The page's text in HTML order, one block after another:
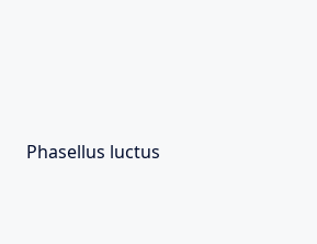
Phasellus luctus